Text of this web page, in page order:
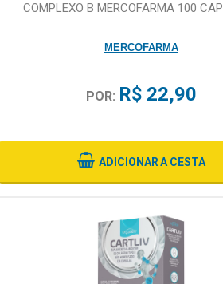
COMPLEXO B MERCOFARMA 100
MERCOFARMA
POR: R$ 22,90
ADICIONARA CESTA